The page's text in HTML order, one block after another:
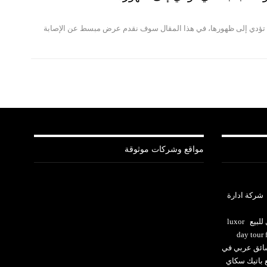
تؤدي إلى ظهورها، في هذا المقال سوف نقدم عرض مبسط عن الإصابة
شركة ادارة
luxor
day tour
عربي في
باتيك سكاي
مواقع وشركات موثوقة